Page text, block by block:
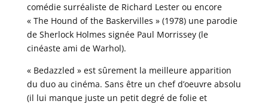
comédie surréaliste de Richard Lester ou encore
« The Hound of the Baskervilles » (1978) une parodie
de Sherlock Holmes signée Paul Morrissey (le
cinéaste ami de Warhol).
« Bedazzled » est sûrement la meilleure apparition
du duo au cinéma. Sans être un chef d’oeuvre absolu
(il lui manque juste un petit degré de folie et